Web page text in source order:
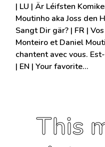
| LU | Är Léifsten
Moutinho aka Joss den
Sangt Dir gär? | FR |
Monteiro et Daniel
chantent avec vous.
| EN | Your favorite…
This